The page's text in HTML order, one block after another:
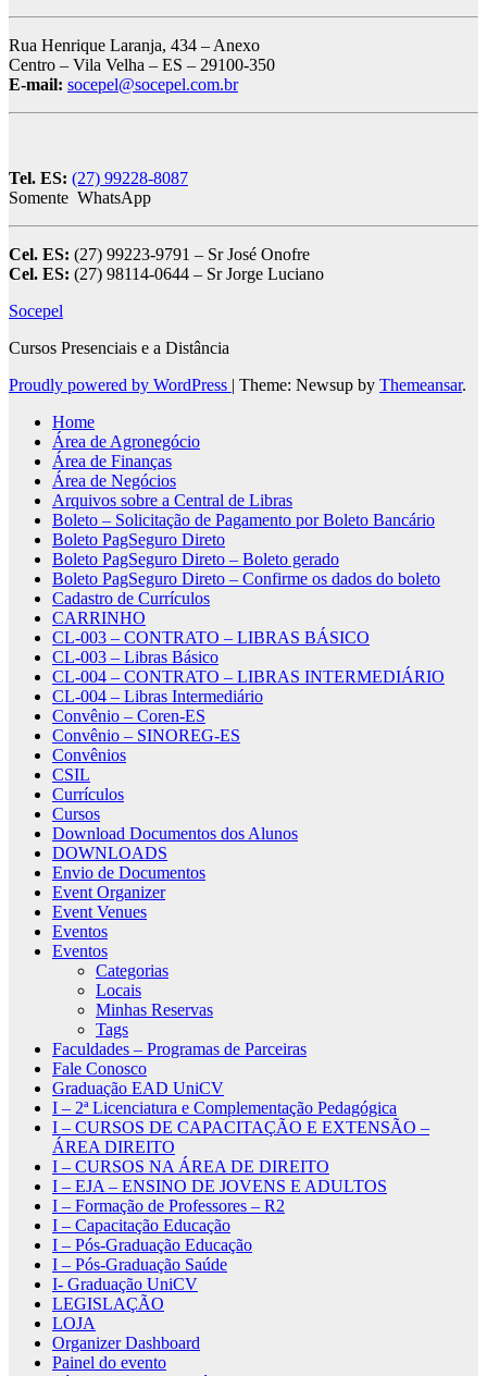
Rua Henrique Laranja, 434 – Anexo
Centro – Vila Velha – ES – 29100-350
E-mail: socepel@socepel.com.br
Tel. ES: (27) 99228-8087
Somente WhatsApp
Cel. ES: (27) 99223-9791 – Sr José Onofre
Cel. ES: (27) 98114-0644 – Sr Jorge Luciano
Socepel
Cursos Presenciais e a Distância
Proudly powered by WordPress | Theme: Newsup by Themeansar.
Home
Área de Agronegócio
Área de Finanças
Área de Negócios
Arquivos sobre a Central de Libras
Boleto – Solicitação de Pagamento por Boleto Bancário
Boleto PagSeguro Direto
Boleto PagSeguro Direto – Boleto gerado
Boleto PagSeguro Direto – Confirme os dados do boleto
Cadastro de Currículos
CARRINHO
CL-003 – CONTRATO – LIBRAS BÁSICO
CL-003 – Libras Básico
CL-004 – CONTRATO – LIBRAS INTERMEDIÁRIO
CL-004 – Libras Intermediário
Convênio – Coren-ES
Convênio – SINOREG-ES
Convênios
CSIL
Currículos
Cursos
Download Documentos dos Alunos
DOWNLOADS
Envio de Documentos
Event Organizer
Event Venues
Eventos
Eventos
Categorias
Locais
Minhas Reservas
Tags
Faculdades – Programas de Parceiras
Fale Conosco
Graduação EAD UniCV
I – 2ª Licenciatura e Complementação Pedagógica
I – CURSOS DE CAPACITAÇÃO E EXTENSÃO –
ÁREA DIREITO
I – CURSOS NA ÁREA DE DIREITO
I – EJA – ENSINO DE JOVENS E ADULTOS
I – Formação de Professores – R2
I – Capacitação Educação
I – Pós-Graduação Educação
I – Pós-Graduação Saúde
I- Graduação UniCV
LEGISLAÇÃO
LOJA
Organizer Dashboard
Painel do evento